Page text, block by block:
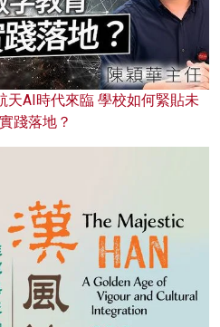
天AI時代來臨 學校如何緊貼未
踐落地？